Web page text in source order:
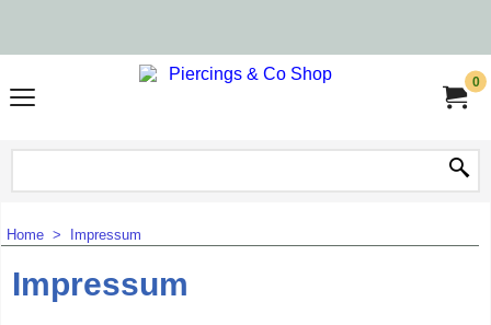
0
Home > Impressum
Impressum